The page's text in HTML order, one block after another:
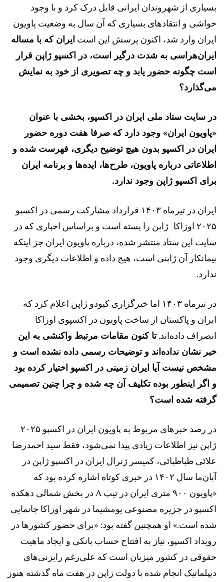
بسیاری از شهروندان ایرانی قابل درک کرد و با وجود
حواشی و انتقادهای بسیاری که آن سال به وضعیت پاویون
ایران وارد شد، اکنون پرسش این است ایران که با مساله
ایران‌هراسی به شدت درگیر است، در اکسپو ژاپن قرار
است چگونه حضور یابد و چه تصویری از خود به نمایش
می‌گذارد؟
در سایت ستاد ملی ایران در اکسپو، بخشی با عنوان
«پاویون ایران» وجود دارد که صرفا هفت دوره حضور
ایران در اکسپو بدون هیچ توضیح دیگری، فهرست شده و
اطلاعاتی درباره پاویون، طرح‌ها، ایده‌ها و برنامه ایران
برای اکسپو ژاپن وجود ندارد.
ایران در تیرماه ۱۴۰۳ قرارداد مشارکت رسمی در اکسپو
۲۰۲۵ اوزاکا- ژاپن را بسته است و براساس اخباری که در
سایت این ستاد منتشر شده، درباره پاویون ایران جز اینکه
پیمانکار آن ژاپنی است، هیچ داده و اطلاعات دیگری وجود
ندارد.
در تیرماه ۱۴۰۳ اما خبرگزاری کیودو ژاپن اعلام کرد که
ایران و پاکستان از ساخت پاویون در اکسپوی اوزاکا
انصراف داده‌اند.تا کنون مقامات مرتبط واکنشی به این
خبر نشان نداده‌اند و توضیحات رسمی داده نشده است و
مشخص نیست آیا ایران زمینی در اکسپو اختیار کرده بود
و اگر اینطور بوده تکلیف آن چه شده و چرا چنین تصمیمی
گرفته شده است؟
در رصد خبرهای مربوط به پاویون ایران در اکسپو ۲۰۲۵
ژاپن نیز اطلاعات زیادی پیدا نمی‌شود، فقط سید احمدرضا
علائی طباطبائی، کمیسر ژنرال ایران در اکسپو ژاپن در
آبان‌ما سال ۱۴۰۲ در خبری کوتاه اشاره کرده بود که
«پاویون ۹۰۰ متری ایران در تیپ A در بخش شمالی دهکده
اکسپو در جزیره مصنوعی یومشیما در شهر اوزاکا جانمایی
شده است.» او همچنین گفته بود: «برای حضور کشورها در
رویداد اکسپو، نیاز به افتتاح حساب بانکی و ایجاد ماهیت
حقوقی در کشور میزبان است که علی‌رغم رایزنی‌های
دیپلماتیک انجام شده با دولت زاپن در هفت ماه گذشته هنوز